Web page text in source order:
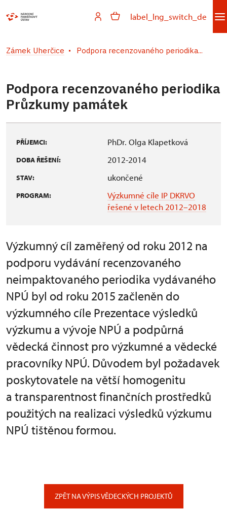
label_lng_switch_de
Zámek Uherčice Podpora recenzovaného periodika...
Podpora recenzovaného periodika
Průzkumy památek
PŘÍJEMCI: PhDr. Olga Klapetková
DOBA ŘEŠENÍ: 2012-2014
STAV: ukončené
PROGRAM:
Výzkumné cíle IP DKRVO
řešené v letech 2012–2018
Výzkumný cíl zaměřený od roku 2012 na
podporu vydávání recenzovaného
neimpaktovaného periodika vydávaného
NPÚ byl od roku 2015 začleněn do
výzkumného cíle Prezentace výsledků
výzkumu a vývoje NPÚ a podpůrná
vědecká činnost pro výzkumné a vědecké
pracovníky NPÚ. Důvodem byl požadavek
poskytovatele na větší homogenitu
a transparentnost finančních prostředků
použitých na realizaci výsledků výzkumu
NPÚ tištěnou formou.
ZPĚT NA VÝPIS VĚDECKÝCH PROJEKTŮ